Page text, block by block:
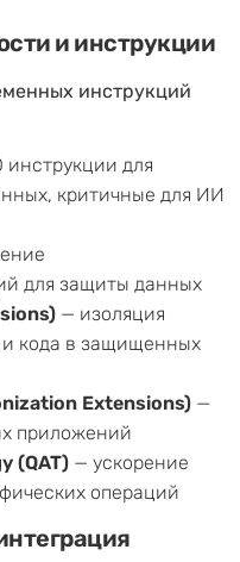
и инструкции
инструкций
инструкции для
критичные для ИИ
для защиты данных
— изоляция
кода в защищенных
Extensions) —
приложений
(QAT) — ускорение
операций